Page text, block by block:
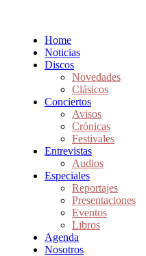
Home
Noticias
Discos
Novedades
Clásicos
Conciertos
Avisos
Crónicas
Festivales
Entrevistas
Audios
Especiales
Reportajes
Presentaciones
Eventos
Libros
Agenda
Nosotros